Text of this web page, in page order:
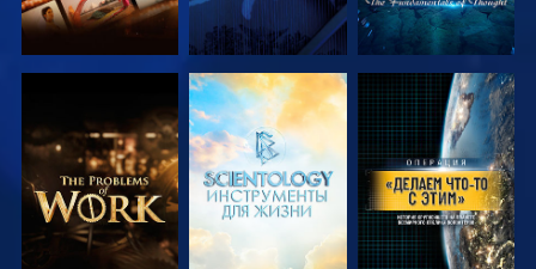
СМОТРЕТЬ
ПЕРЕДАЧИ
СМОТРЕТЬ
ПЕРЕДАЧИ
СМОТРЕТЬ